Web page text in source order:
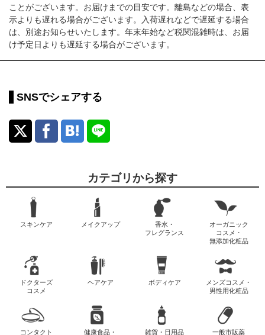
ことがございます。お届けまでの目安です。離島などの場合、表
示よりも遅れる場合がございます。入荷遅れなどで遅延する場合
は、別途お知らせいたします。年末年始など税関混雑時は、お届
け予定日よりも遅延する場合がございます。
SNSでシェアする
カテゴリから探す
スキンケア メイクアップ
香水・
フレグランス
オーガニック
コスメ・
無添加化粧品
ドクターズ
コスメ
ヘアケア ボディケア
メンズコスメ・
男性用化粧品
コンタクト 健康食品・ 雑貨・日用品 一般市販薬